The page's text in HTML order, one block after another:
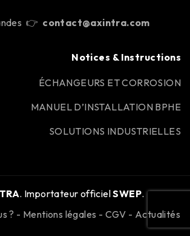
👉 contact@axintra.com
Notices & Instructions
ÉCHANGEURS ET CORROSION
MANUEL D’INSTALLATION BPHE
SOLUTIONS INDUSTRIELLES
. Importateur officielSWEP.
? - Mentions légales - CGV - Actualités